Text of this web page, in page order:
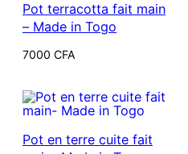
Pot terracotta fait main
– Made in Togo
7000 CFA
Pot en terre cuite fait